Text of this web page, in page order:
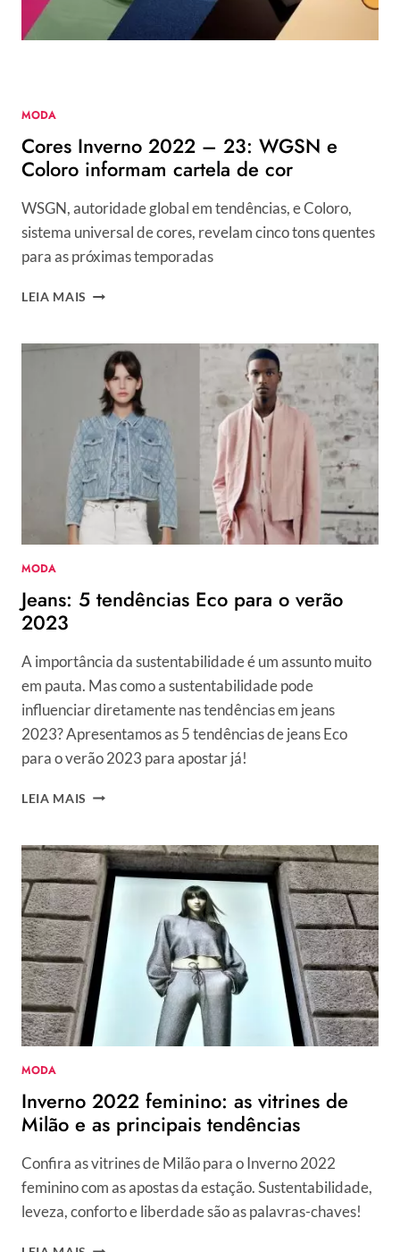
MODA
Cores Inverno 2022 – 23: WGSN e
Coloro informam cartela de cor
WSGN, autoridade global em tendências, e Coloro,
sistema universal de cores, revelam cinco tons quentes
para as próximas temporadas
LEIA MAIS CORES
–
23:
WGSN
COLORO
INFORMAM
CARTELA
DE
COR
MODA
Jeans: 5 tendências Eco para o verão
2023
A importância da sustentabilidade é um assunto muito
em pauta. Mas como a sustentabilidade pode
influenciar diretamente nas tendências em jeans
2023? Apresentamos as 5 tendências de jeans Eco
para o verão 2023 para apostar já!
LEIA MAIS JEANS:
ECO
PARA
O
VERÃO
2023
MODA
Inverno 2022 feminino: as vitrines de
Milão e as principais tendências
Confira as vitrines de Milão para o Inverno 2022
feminino com as apostas da estação. Sustentabilidade,
leveza, conforto e liberdade são as palavras-chaves!
INVERNO